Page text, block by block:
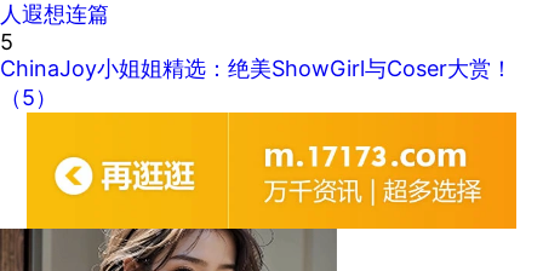
人遐想连篇
5
ChinaJoy小姐姐精选：绝美ShowGirl与Coser大赏！
（5）